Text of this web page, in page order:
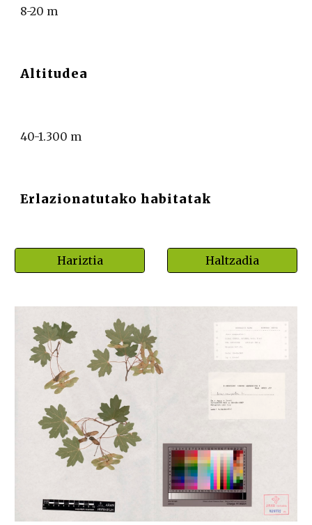
8-20 m
Altitudea
40-1.300 m
Erlazionatutako habitatak
Hariztia Haltzadia